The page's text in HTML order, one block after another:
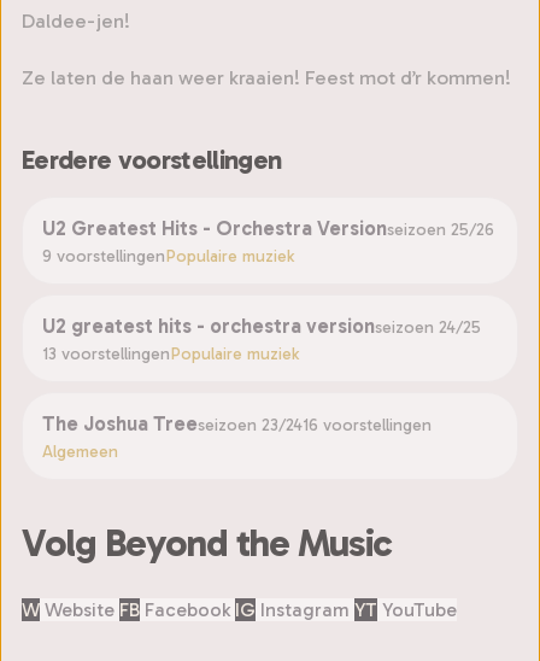
Daldee-jen!
Ze laten de haan weer kraaien! Feest mot d’r kommen!
Eerdere voorstellingen
U2 Greatest Hits - Orchestra Versionseizoen 25/26
9 voorstellingenPopulaire muziek
U2 greatest hits - orchestra versionseizoen 24/25
13 voorstellingenPopulaire muziek
The Joshua Treeseizoen 23/2416 voorstellingen
Algemeen
Volg Beyond the Music
W Website FB Facebook IG Instagram YT YouTube